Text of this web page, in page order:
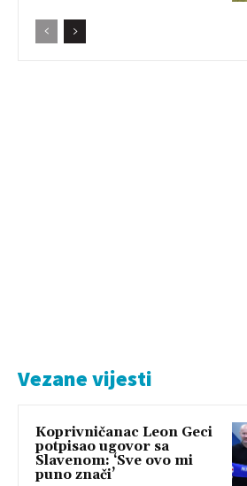
Vezane vijesti
Koprivničanac Leon Geci
potpisao ugovor sa
Slavenom: ‘Sve ovo mi
puno znači’